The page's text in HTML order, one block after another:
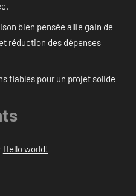
bien pensée allie gain de
réduction des dépenses
fiables pour un projet solide
Hello world!